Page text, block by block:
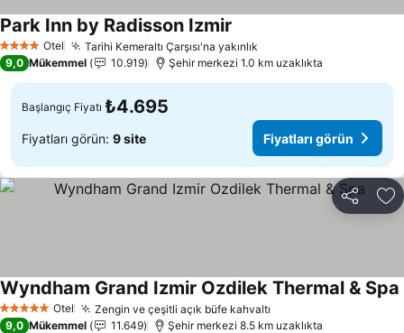
4 Yıldız Otel Tarihi Kemeraltı Çarşısı'na yakınlık
Park Inn by Radisson Izmir
9,0 Mükemmel 10.919 Şehir merkezi 1.0 km uzaklıkta
Başlangıç Fiyatı ₺4.695
Fiyatları görün: 9 site Fiyatları görün
Paylaş
5 Yıldız Otel Zengin ve çeşitli açık büfe kahvaltı
Wyndham Grand Izmir Ozdilek Thermal & Spa
9,0 Mükemmel 11.649 Şehir merkezi 8.5 km uzaklıkta